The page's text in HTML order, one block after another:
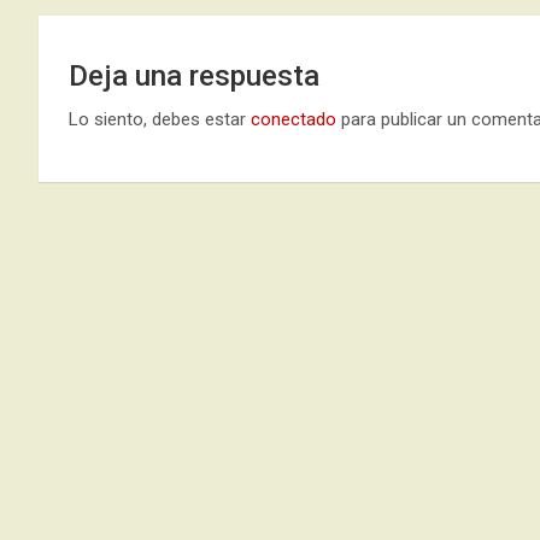
Deja una respuesta
Lo siento, debes estar conectado para publicar un